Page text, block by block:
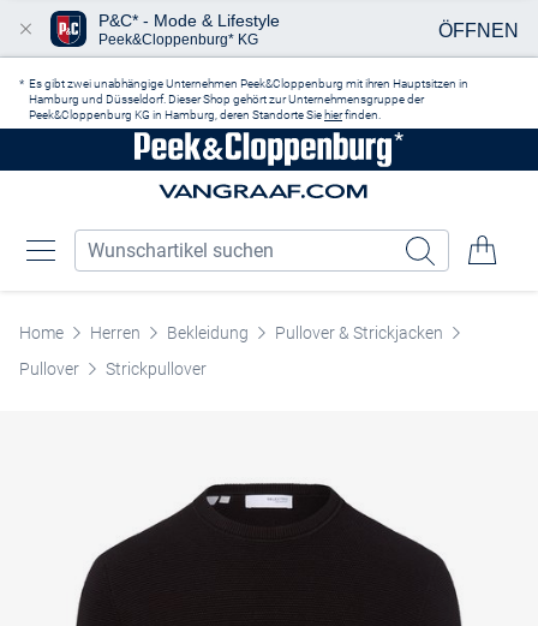
Es gibt zwei unabhängige Unternehmen Peek&Cloppenburg mit ihren Hauptsitzen in
Hamburg und Düsseldorf. Dieser Shop gehört zur Unternehmensgruppe der
Peek&Cloppenburg KG in Hamburg, deren Standorte Sie hierfinden.
Home Herren Bekleidung
Pullover & Strickjacken
Pullover
Strickpullover
P&C* - Mode & Lifestyle
Peek&Cloppenburg* KG ÖFFNEN